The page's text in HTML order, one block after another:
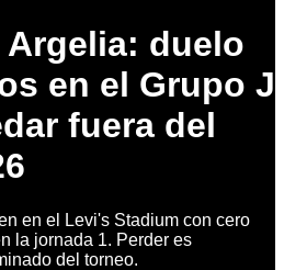
duelo
en el Grupo J
fuera del
en el Levi's Stadium con cero
la jornada 1. Perder es
del torneo.